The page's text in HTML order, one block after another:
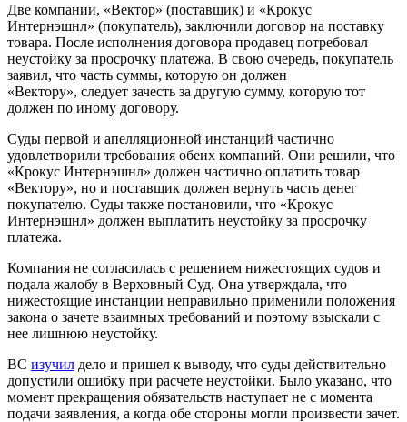
Две компании, «Вектор» (поставщик) и «Крокус
Интернэшнл» (покупатель), заключили договор на поставку
товара. После исполнения договора продавец потребовал
неустойку за просрочку платежа. В свою очередь, покупатель
заявил, что часть суммы, которую он должен
«Вектору», следует зачесть за другую сумму, которую тот
должен по иному договору.
Суды первой и апелляционной инстанций частично
удовлетворили требования обеих компаний. Они решили, что
«Крокус Интернэшнл» должен частично оплатить товар
«Вектору», но и поставщик должен вернуть часть денег
покупателю. Суды также постановили, что «Крокус
Интернэшнл» должен выплатить неустойку за просрочку
платежа.
Компания не согласилась с решением нижестоящих судов и
подала жалобу в Верховный Суд. Она утверждала, что
нижестоящие инстанции неправильно применили положения
закона о зачете взаимных требований и поэтому взыскали с
нее лишнюю неустойку.
ВС изучил дело и пришел к выводу, что суды действительно
допустили ошибку при расчете неустойки. Было указано, что
момент прекращения обязательств наступает не с момента
подачи заявления, а когда обе стороны могли произвести зачет.